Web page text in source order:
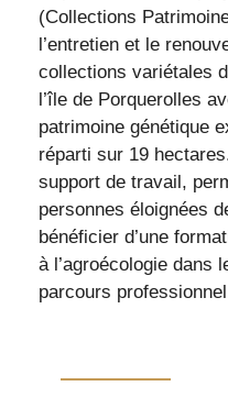
(Collections
l’entretien et le
collections variétales
l’île de Porquerolles
patrimoine génétique
réparti sur 19
support de travail,
personnes éloignées
bénéficier d’une
à l’agroécologie dans
parcours